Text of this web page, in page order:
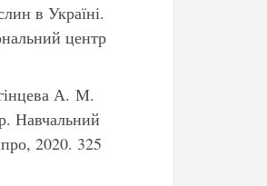
в Україні.
центр
А. М.
Навчальний
2020. 325